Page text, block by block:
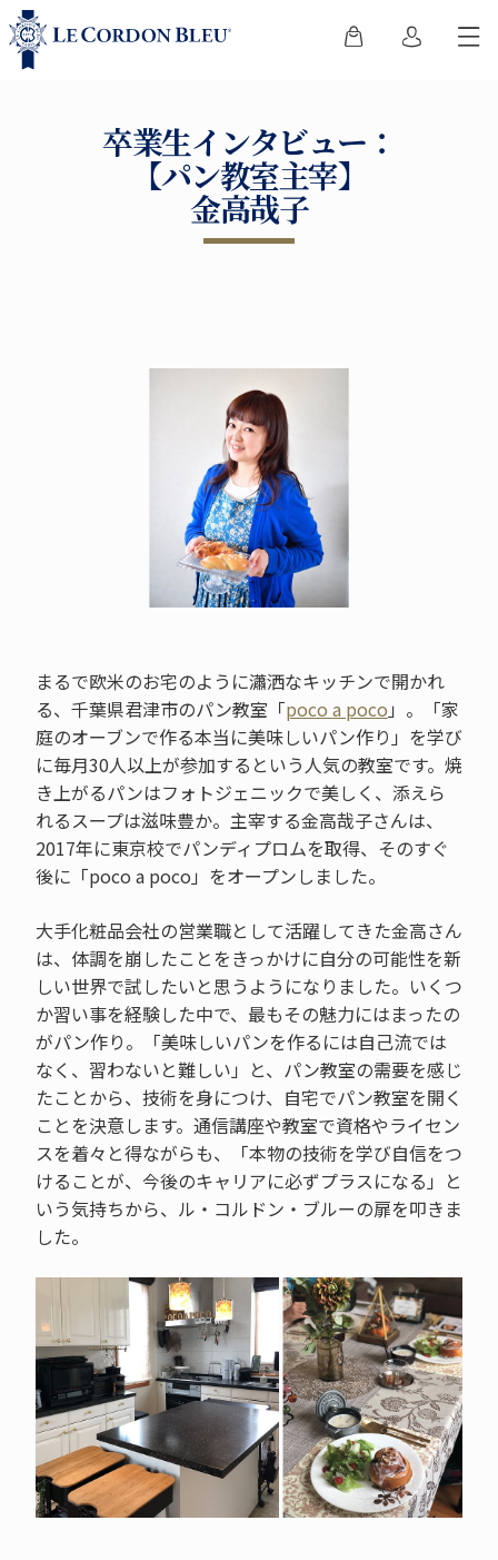
卒業生インタビュー：
【パン教室主宰】
金高哉子
まるで欧米のお宅のように瀟洒なキッチンで開かれ
る、千葉県君津市のパン教室「poco a poco 」。「家
庭のオーブンで作る本当に美味しいパン作り」を学び
に毎月30人以上が参加するという人気の教室です。焼
き上がるパンはフォトジェニックで美しく、添えら
れるスープは滋味豊か。主宰する金高哉子さんは、
2017年に東京校でパンディプロムを取得、そのすぐ
後に「poco a poco」をオープンしました。
大手化粧品会社の営業職として活躍してきた金高さん
は、体調を崩したことをきっかけに自分の可能性を新
しい世界で試したいと思うようになりました。いくつ
か習い事を経験した中で、最もその魅力にはまったの
がパン作り。「美味しいパンを作るには自己流では
なく、習わないと難しい」と、パン教室の需要を感じ
たことから、技術を身につけ、自宅でパン教室を開く
ことを決意します。通信講座や教室で資格やライセン
スを着々と得ながらも、「本物の技術を学び自信をつ
けることが、今後のキャリアに必ずプラスになる」と
いう気持ちから、ル・コルドン・ブルーの扉を叩きま
した。